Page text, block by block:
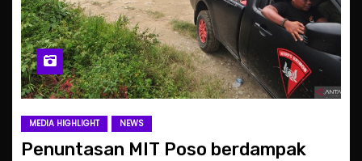
MEDIA HIGHLIGHT NEWS
Penuntasan MIT Poso berdampak